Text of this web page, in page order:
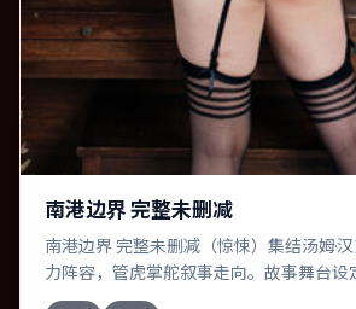
南港边界 完整未删减
南港边界 完整未删减（惊悚）集结汤姆·
力阵容，管虎掌舵叙事走向。故事舞台设
次意外选择展开连锁反应；配乐与色彩高